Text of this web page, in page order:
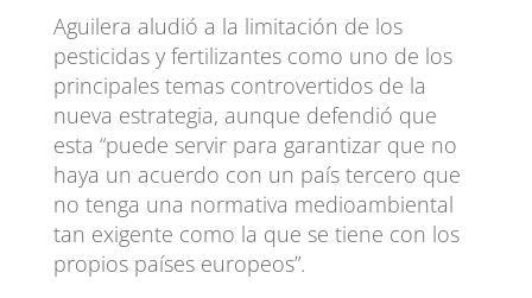
Aguilera aludió a la limitación de los
pesticidas y fertilizantes como uno de los
principales temas controvertidos de la
nueva estrategia, aunque defendió que
esta “puede servir para garantizar que no
haya un acuerdo con un país tercero que
no tenga una normativa medioambiental
tan exigente como la que se tiene con los
propios países europeos”.